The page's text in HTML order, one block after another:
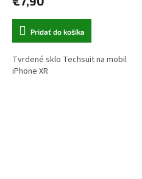
Pridať do košíka
Tvrdené sklo Techsuit na mobil
iPhone XR